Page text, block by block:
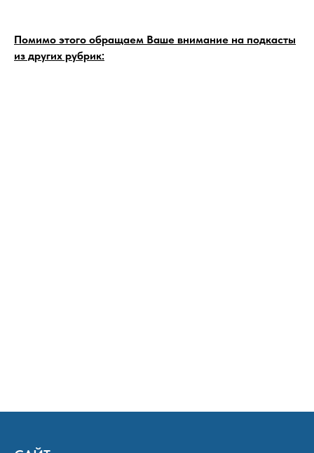
Помимо этого обращаем Ваше внимание на подкасты
из других рубрик: